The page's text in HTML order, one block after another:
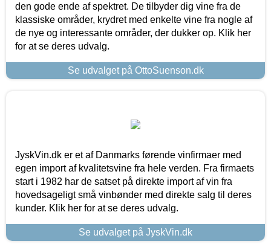
den gode ende af spektret. De tilbyder dig vine fra de
klassiske områder, krydret med enkelte vine fra nogle af
de nye og interessante områder, der dukker op. Klik her
for at se deres udvalg.
Se udvalget på OttoSuenson.dk
JyskVin.dk er et af Danmarks førende vinfirmaer med
egen import af kvalitetsvine fra hele verden. Fra firmaets
start i 1982 har de satset på direkte import af vin fra
hovedsageligt små vinbønder med direkte salg til deres
kunder. Klik her for at se deres udvalg.
Se udvalget på JyskVin.dk